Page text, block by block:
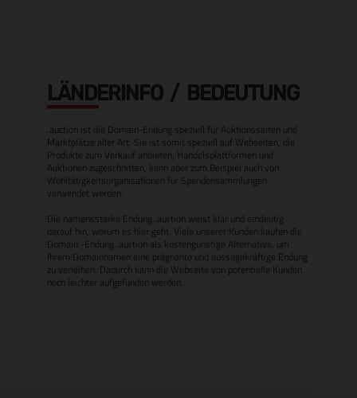
LÄNDERINFO / BEDEUTUNG
.auction ist die Domain-Endung speziell für Auktionsseiten und
Marktplätze aller Art. Sie ist somit speziell auf Webseiten, die
Produkte zum Verkauf anbieten, Handelsplattformen und
Auktionen zugeschnitten, kann aber zum Beispiel auch von
Wohltätigkeitsorganisationen für Spendensammlungen
verwendet werden.
Die namensstarke Endung .auction weist klar und eindeutig
darauf hin, worum es hier geht. Viele unserer Kunden kaufen die
Domain -Endung .auction als kostengünstige Alternative, um
Ihrem Domainnamen eine prägnante und aussagekräftige Endung
zu verleihen. Dadurch kann die Webseite von potentielle Kunden
noch leichter aufgefunden werden.